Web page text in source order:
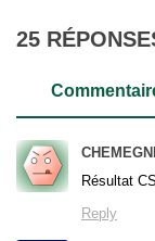
25
Résultat
Reply